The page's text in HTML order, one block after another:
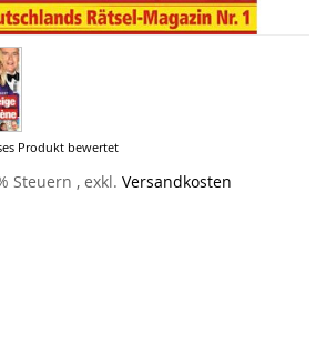
Produkt bewertet
Steuern , exkl. Versandkosten